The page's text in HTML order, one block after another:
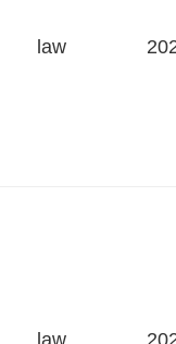
law
law